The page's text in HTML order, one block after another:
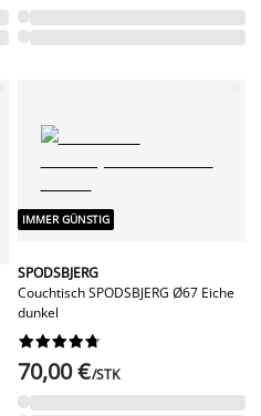
IMMER GÜNSTIG
SPODSBJERG
Couchtisch SPODSBJERG Ø67 Eiche
dunkel






70,00 €/STK